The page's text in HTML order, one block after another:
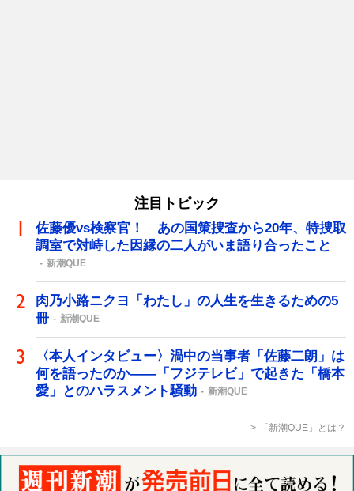
注目トピック
佐藤優vs検察官！ あの国策捜査から20年、特捜取
調室で対峙した因縁の二人がいま語り合ったこと
新潮QUE
肉乃小路ニクヨ「わたし」の人生を生きるための5
冊
新潮QUE
〈本人インタビュー〉渦中の当事者「佐藤二朗」は
何を語ったのか――「フジテレビ」で起きた「橋本
愛」とのハラスメント騒動
新潮QUE
「新潮QUE」とは？